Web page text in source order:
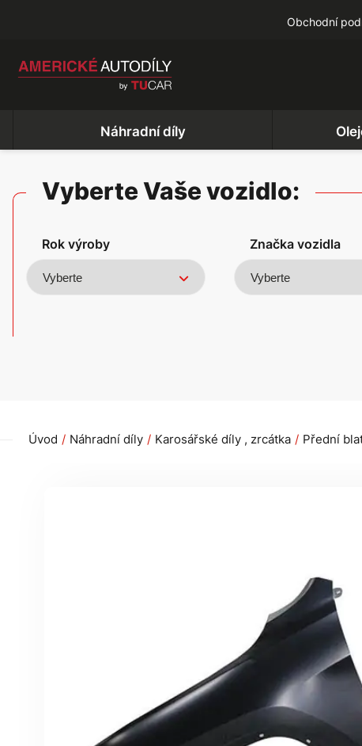
Obchodní
Náhradní díly
Vyberte Vaše vozidlo:
Rok výroby Značka vozidla
Úvod Náhradní díly Karosářské díly , zrcátka Přední